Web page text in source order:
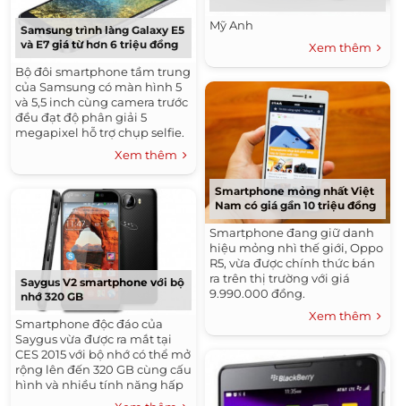
Samsung trình làng Galaxy E5
và E7 giá từ hơn 6 triệu đồng
Bộ đôi smartphone tầm trung
của Samsung có màn hình 5
và 5,5 inch cùng camera trước
đều đạt độ phân giải 5
megapixel hỗ trợ chụp selfie.
Xem thêm
Saygus V2 smartphone với bộ
nhớ 320 GB
Smartphone độc đáo của
Saygus vừa được ra mắt tại
CES 2015 với bộ nhớ có thể mở
rộng lên đến 320 GB cùng cấu
hình và nhiều tính năng hấp
Mỹ Anh
Xem thêm
Smartphone mỏng nhất Việt
Nam có giá gần 10 triệu đồng
Smartphone đang giữ danh
hiệu mỏng nhì thế giới, Oppo
R5, vừa được chính thức bán
ra trên thị trường với giá
9.990.000 đồng.
Xem thêm